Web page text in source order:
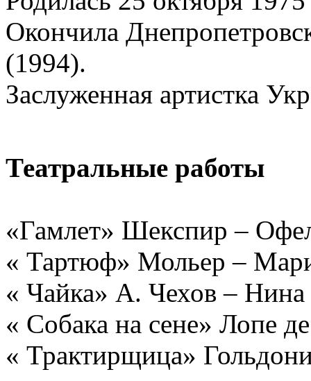
Окончила
(1994).
Заслуженная артистка
Театральные работы
«Гамлет» Шекспир –
« Тартюф» Мольер –
« Чайка» А. Чехов – Нина
« Собака на сене» Лопе
« Трактирщица»